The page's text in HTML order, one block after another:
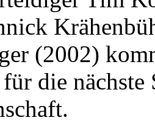
(2002)
die